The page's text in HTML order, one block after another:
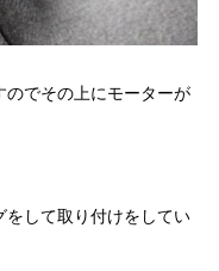
のでその上にモーターが
して取り付けをしてい